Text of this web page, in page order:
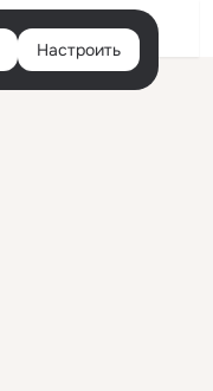
Настроить